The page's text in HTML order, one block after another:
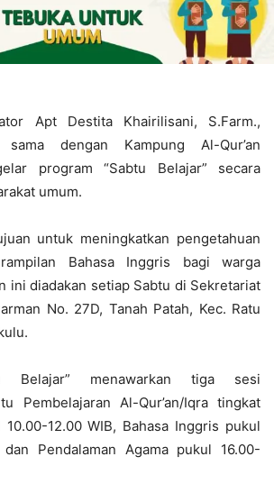
Apt Destita Khairilisani, S.Farm.,
dengan Kampung Al-Qur’an
program “Sabtu Belajar” secara
umum.
untuk meningkatkan pengetahuan
Bahasa Inggris bagi warga
ini diadakan setiap Sabtu di Sekretariat
No. 27D, Tanah Patah, Kec. Ratu
Belajar” menawarkan tiga sesi
Pembelajaran Al-Qur’an/Iqra tingkat
12.00 WIB, Bahasa Inggris pukul
dan Pendalaman Agama pukul 16.00-